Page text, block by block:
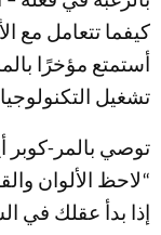
كيفما تتعامل مع
أستمتع مؤخرًا
تشغيل
توصي بالمر-كوبر
“لاحظ الألوان
إذا بدأ عقلك في